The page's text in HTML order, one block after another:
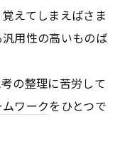
覚えてしまえばさま
用性の高いものば
の整理に苦労して
ワークをひとつで